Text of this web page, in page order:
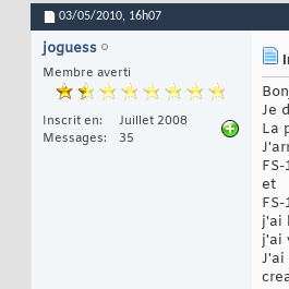
03/05/2010, 16h07
joguess
Membre averti
Inscrit en
Juillet 2008
Messages
35
Je
La
et
j'ai
j'ai
J'ai